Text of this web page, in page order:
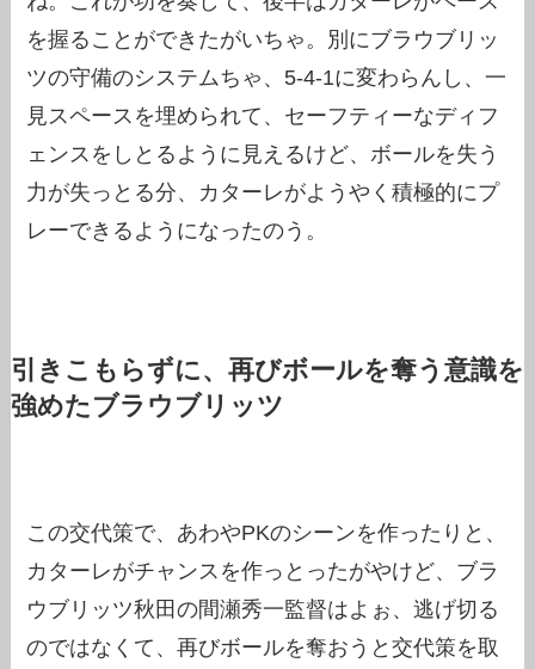
を握ることができたがいちゃ。別にブラウブリッ
ツの守備のシステムちゃ、5-4-1に変わらんし、一
見スペースを埋められて、セーフティーなディフ
ェンスをしとるように見えるけど、ボールを失う
力が失っとる分、カターレがようやく積極的にプ
レーできるようになったのう。
引きこもらずに、再びボールを奪う意識を
強めたブラウブリッツ
この交代策で、あわやPKのシーンを作ったりと、
カターレがチャンスを作っとったがやけど、ブラ
ウブリッツ秋田の間瀬秀一監督はよぉ、逃げ切る
のではなくて、再びボールを奪おうと交代策を取